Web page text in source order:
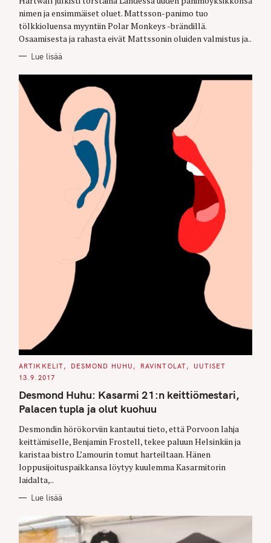
E
S
nimen ja ensimmäiset oluet. Mattsson-panimo tuo
tölkkioluensa myyntiin Polar Monkeys -brändillä.
Osaamisesta ja rahasta eivät Mattssonin oluiden valmistus ja..
Lue lisää
C
T
G
R
S
ARTIKKELIT DESMOND HUHU RAVINTOLAT
UUTISET
13.9.2017
Desmond Huhu: Kasarmi 21:n keittiömestari,
Palacen tupla ja olut kuohuu
Desmondin hörökorviin kantautui tieto, että Porvoon lahja
keittämiselle, Benjamin Frostell, tekee paluun Helsinkiin ja
karistaa bistro L’amourin tomut harteiltaan. Hänen
loppusijoituspaikkansa löytyy kuulemma Kasarmitorin
laidalta,..
Lue lisää